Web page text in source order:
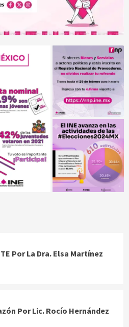
Por La Dra. Elsa Martínez
Por Lic. Rocío Hernández